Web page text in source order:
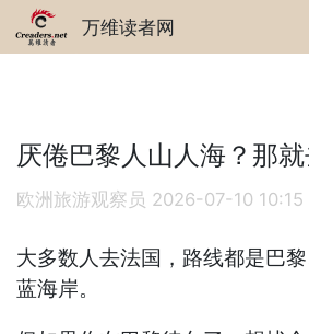
万维读者网
厌倦巴黎人山人海？那
欧洲旅游观察员 2026-07-10 10:15
大多数人去法国，路线都是巴
蓝海岸。